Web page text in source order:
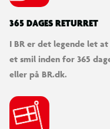
365 DAGES RETURRET
I BR er det legende let
et smil inden for 365
eller på BR.dk.